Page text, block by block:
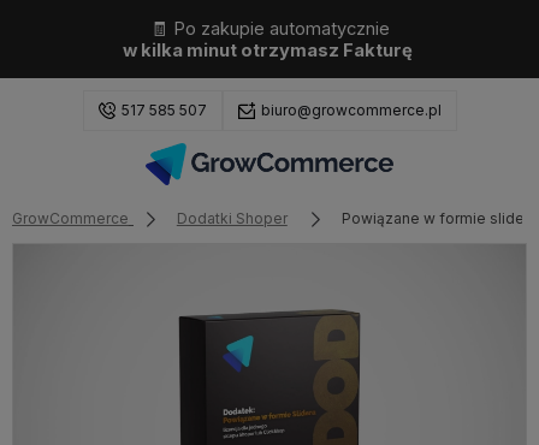
🧾 Po zakupie automatycznie
w kilka minut otrzymasz Fakturę
517 585 507 biuro@growcommerce.pl
Zaloguj się
Wybierz coś dla siebie z naszej aktualnej oferty lub
zaloguj się, aby przywrócić dodane produkty do listy
GrowCommerce Dodatki Shoper Powiązane w formie